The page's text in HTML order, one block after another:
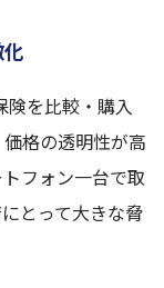
険を比較・購入
格の透明性が高
フォン一台で取
とって大きな脅